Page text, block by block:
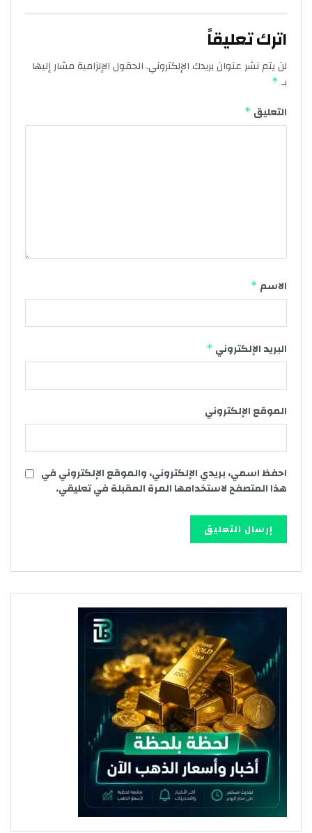
اترك تعليقاً
لن يتم نشر عنوان بريدك الإلكتروني.الحقول الإلزامية مشار إليها
بـ *
التعليق *
الاسم *
البريد الإلكتروني *
الموقع الإلكتروني
احفظ اسمي، بريدي الإلكتروني، والموقع الإلكتروني في
هذا المتصفح لاستخدامها المرة المقبلة في تعليقي.